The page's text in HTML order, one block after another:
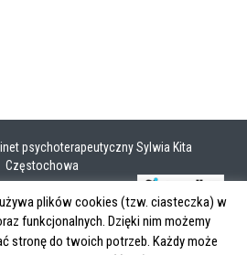
psychoterapeutyczny Sylwia Kita
Częstochowa
frazy:Sylwia Kita,psycholog Częstochowa,gabinet
Częstochowa,socjoterapeuta Częstochowa
plików cookies (tzw. ciasteczka) w
funkcjonalnych. Dzięki nim możemy
stronę do twoich potrzeb. Każdy może